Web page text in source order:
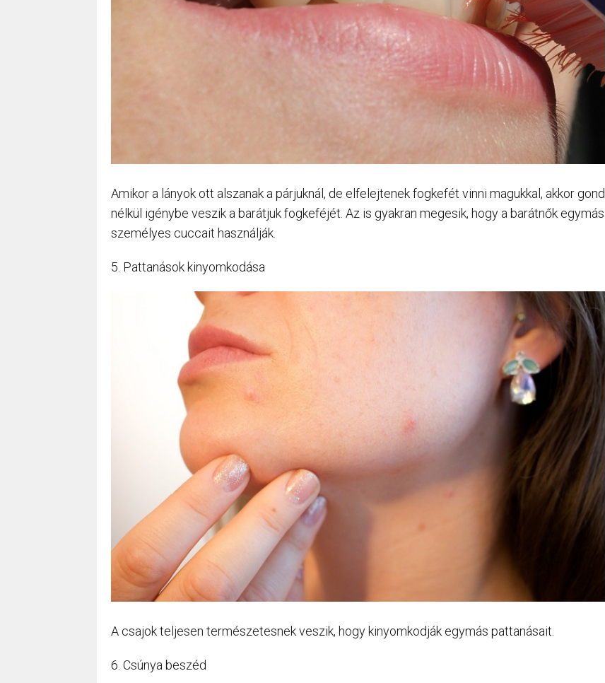
Amikor a lányok ott alszanak a párjuknál, de elfelejtenek fogkefét vinni magukkal, akkor gond
nélkül igénybe veszik a barátjuk fogkeféjét. Az is gyakran megesik, hogy a barátnők egymás
személyes cuccait használják.
5. Pattanások kinyomkodása
A csajok teljesen természetesnek veszik, hogy kinyomkodják egymás pattanásait.
6. Csúnya beszéd